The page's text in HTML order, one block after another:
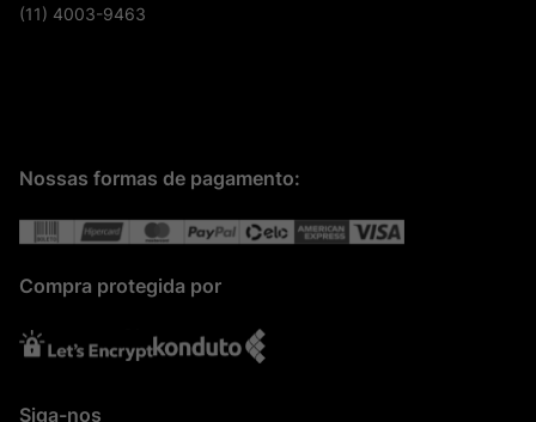
(11) 4003-9463
Nossas formas de pagamento:
Compra protegida por
Siga-nos